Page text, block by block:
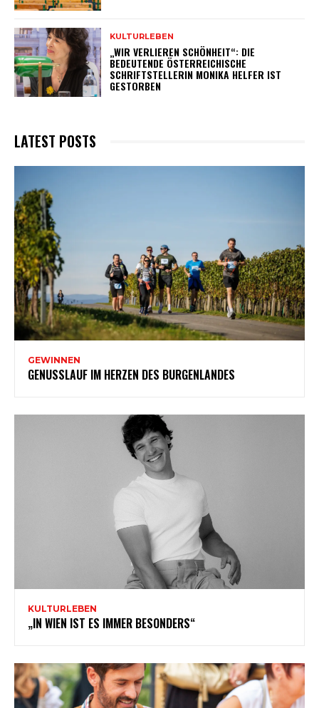
KULTURLEBEN
„WIR VERLIEREN SCHÖNHEIT“: DIE
BEDEUTENDE ÖSTERREICHISCHE
SCHRIFTSTELLERIN MONIKA HELFER IST
GESTORBEN
LATEST POSTS
GEWINNEN
GENUSSLAUF IM HERZEN DES BURGENLANDES
KULTURLEBEN
„IN WIEN IST ES IMMER BESONDERS“